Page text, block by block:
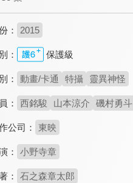
： 2015
： 保護級
： 動畫/卡通 特攝 靈異神怪
： 西銘駿 山本涼介 磯村勇斗
公司： 東映
： 小野寺章
： 石之森章太郎